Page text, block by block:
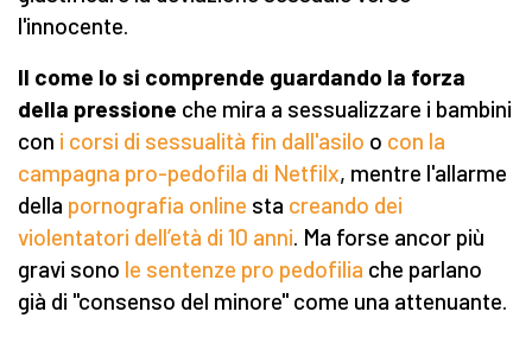
l'innocente.
Il come lo si comprende guardando la forza
della pressione che mira a sessualizzare i bambini
con i corsi di sessualità fin dall'asilo o con la
campagna pro-pedofila di Netfilx, mentre l'allarme
della pornografia online sta creando dei
violentatori dell’età di 10 anni. Ma forse ancor più
gravi sono le sentenze pro pedofilia che parlano
già di "consenso del minore" come una attenuante.